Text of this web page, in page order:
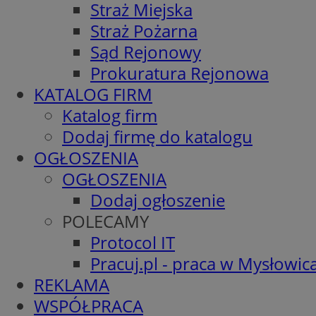
Straż Miejska
Straż Pożarna
Sąd Rejonowy
Prokuratura Rejonowa
KATALOG FIRM
Katalog firm
Dodaj firmę do katalogu
OGŁOSZENIA
OGŁOSZENIA
Dodaj ogłoszenie
POLECAMY
Protocol IT
Pracuj.pl - praca w
REKLAMA
WSPÓŁPRACA